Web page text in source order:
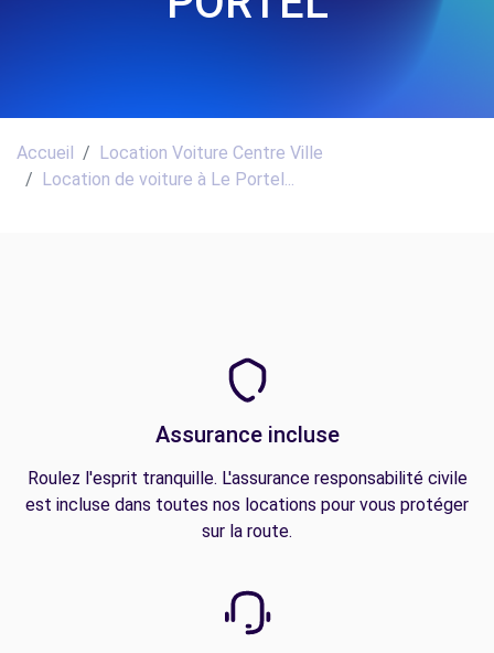
Accueil
Location Voiture Centre Ville
Location de voiture à Le Portel...
Assurance incluse
Roulez l'esprit tranquille. L'assurance responsabilité civile
est incluse dans toutes nos locations pour vous protéger
sur la route.